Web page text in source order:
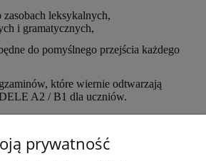
leksykalnych,
i gramatycznych,
do pomyślnego przejścia każdego
które wiernie odtwarzają
A2 / B1 dla uczniów.
bezpłatnie w Internecie.
prywatność